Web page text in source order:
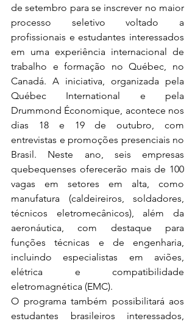
de setembro para se inscrever no maior
processo seletivo voltado a
profissionais e estudantes interessados
em uma experiência internacional de
trabalho e formação no Québec, no
Canadá. A iniciativa, organizada pela
Québec International e pela
Drummond Économique, acontece nos
dias 18 e 19 de outubro, com
entrevistas e promoções presenciais no
Brasil. Neste ano, seis empresas
quebequenses oferecerão mais de 100
vagas em setores em alta, como
manufatura (caldeireiros, soldadores,
técnicos eletromecânicos), além da
aeronáutica, com destaque para
funções técnicas e de engenharia,
incluindo especialistas em aviões,
elétrica e compatibilidade
eletromagnética (EMC).
O programa também possibilitará aos
estudantes brasileiros interessados,